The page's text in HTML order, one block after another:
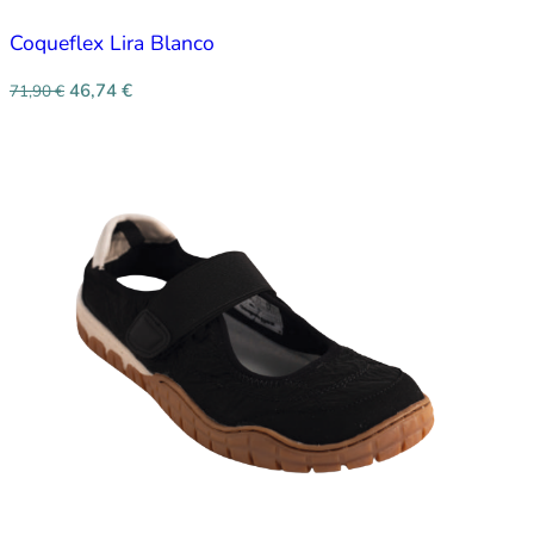
Coqueflex Lira Blanco
71,90€ 46,74 €